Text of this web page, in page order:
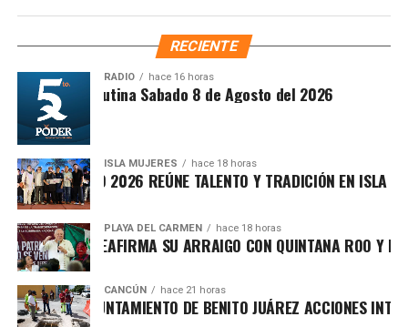
contempla un apoyo mensual demil 300 pesospara la
adquisición de productos de la canasta básica en
establecimientos participantes.
RECIENTE
RADIO hace 16 horas
Síntesis Matutina Sabado 8 de Agosto del 2026
ISLA MUJERES hace 18 horas
ISLEÑO 2026 REÚNE TALENTO Y TRADICIÓN EN ISLA
PLAYA DEL CARMEN hace 18 horas
MARÍN REAFIRMA SU ARRAIGO CON QUINTANA ROO Y
CANCÚN hace 21 horas
AYUNTAMIENTO DE BENITO JUÁREZ ACCIONES